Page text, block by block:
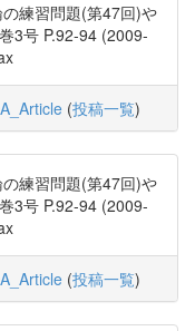
の練習問題(第47回)や
3号 P.92-94 (2009-
(投稿一覧)
の練習問題(第47回)や
3号 P.92-94 (2009-
(投稿一覧)